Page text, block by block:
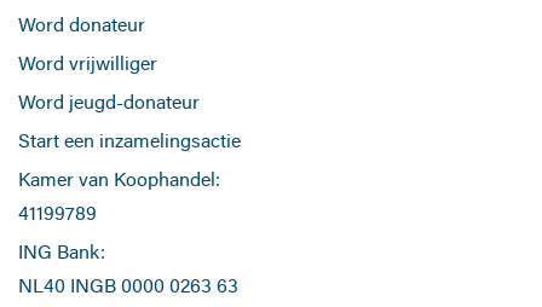
Word donateur
Word vrijwilliger
Word jeugd-donateur
Start een inzamelingsactie
Kamer van Koophandel:
41199789
ING Bank:
NL40 INGB 0000 0263 63